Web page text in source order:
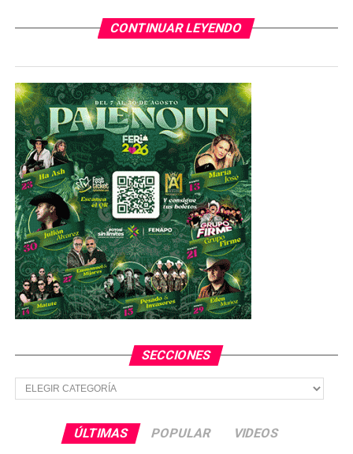
También obtuvieron conocimientos sobre el proceso del
periódico virtual y efectuaron un recorrido por el
Centro Histórico con la finalidad de tomar fotografías.
Posteriormente acudieron al lugar donde residen los
Wixarikas para hacer una entrevista con una de las
familias y poder transmitir con posterioridad
información a través del documental.
TEMAS RELACIONADOS
YA VIENE
Invitan al domingo de Cultura Viva en SLP
NO TE PIERDAS
Invitan a instituciones gubernamentales a al concurso
de altar de muertos
CONTINUAR LEYENDO
SECCIONES
Secciones
ÚLTIMAS POPULAR VIDEOS